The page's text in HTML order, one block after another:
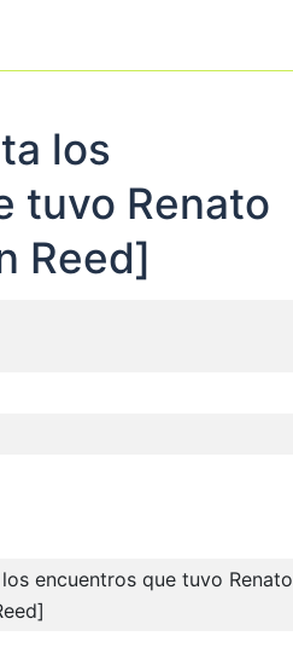
los
tuvo Renato
Reed]
encuentros que tuvo Renato